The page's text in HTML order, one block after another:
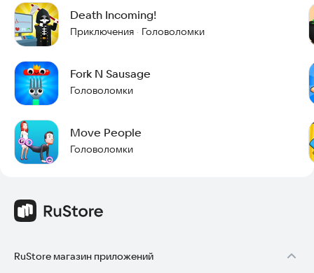
приключение с головоломками и неожиданными финалами.
Готовы ли вы к испытаниям? Установите игру прямо сейчас и
проверьте себя!
Death Incoming!
Приключения · Головоломки
Fork N Sausage
Головоломки
Move People
Головоломки
RuStore магазин приложений